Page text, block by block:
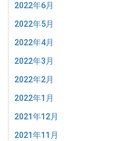
2022年6月
2022年5月
2022年4月
2022年3月
2022年2月
2022年1月
2021年12月
2021年11月